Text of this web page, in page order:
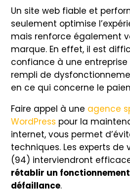
Un site web fiable et
seulement optimise
mais renforce également
marque. En effet, il est
confiance à une
rempli de
en ce qui concerne le
Faire appel à une agence
WordPress pour la
internet, vous permet
techniques. Les experts de
(94) interviendront
rétablir un
défaillance.